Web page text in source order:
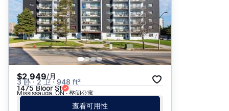
$2,949/月
3 卧 · 2 卫 · 948 ft²
1475 Bloor St
Mississauga, ON · 整间公寓
查看可用性